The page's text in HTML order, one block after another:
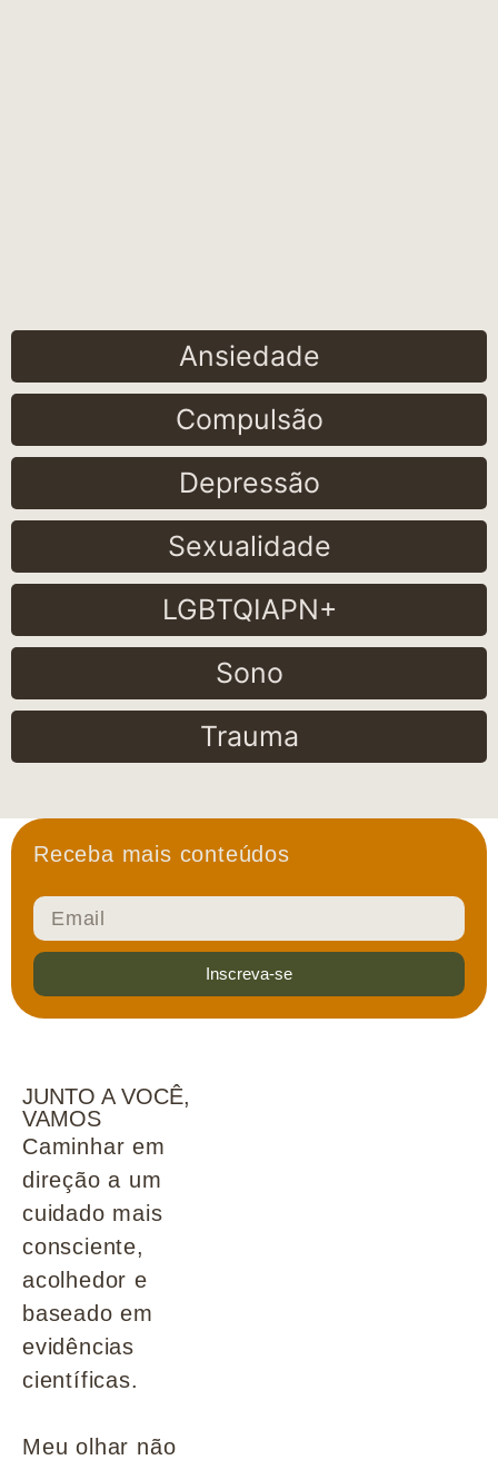
Ansiedade
Compulsão
Depressão
Sexualidade
LGBTQIAPN+
Sono
Trauma
Receba mais conteúdos
Inscreva-se
JUNTO A VOCÊ,
VAMOS
Caminhar em
direção a um
cuidado mais
consciente,
acolhedor e
baseado em
evidências
científicas.
Meu olhar não